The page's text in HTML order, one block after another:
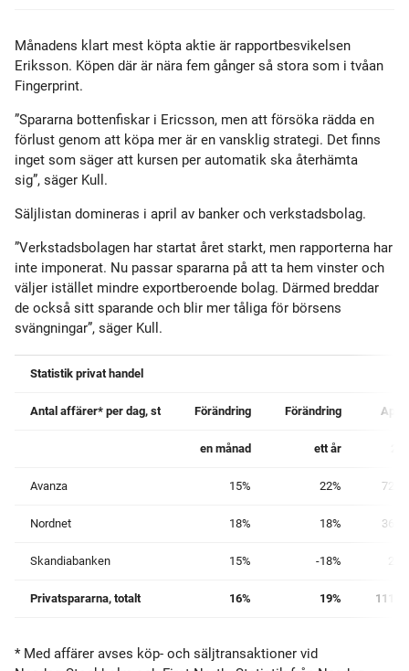
Månadens klart mest köpta aktie är rapportbesvikelsen
Eriksson. Köpen där är nära fem gånger så stora som i tvåan
Fingerprint.
”Spararna bottenfiskar i Ericsson, men att försöka rädda en
förlust genom att köpa mer är en vansklig strategi. Det finns
inget som säger att kursen per automatik ska återhämta
sig”, säger Kull.
Säljlistan domineras i april av banker och verkstadsbolag.
”Verkstadsbolagen har startat året starkt, men rapporterna har
inte imponerat. Nu passar spararna på att ta hem vinster och
väljer istället mindre exportberoende bolag. Därmed breddar
de också sitt sparande och blir mer tåliga för börsens
svängningar”, säger Kull.
Statistik privat handel
Antal affärer* per dag, st Förändring Förändring
en månad ett år
Avanza 15% 22% 72
Nordnet 18% 18% 36
Skandiabanken 15% -18% 2
Privatspararna, totalt 16% 19% 111
* Med affärer avses köp- och säljtransaktioner vid